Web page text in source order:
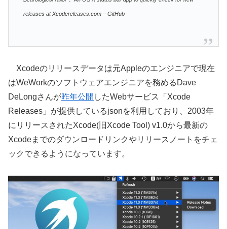
releases at Xcodereleases.com – GitHub
Xcodeのリリースデータは元Appleのエンジニアで現在
はWeWorkのソフトウェアエンジニアを務めるDave
DeLongさんが昨年公開 したWebサービス「Xcode
Releases」が提供しているjsonを利用しており、2003年
にリリースされたXcode(旧Xcode Tool) v1.0から最新の
Xcodeまでのダウンロードリンクやリリースノートをチェ
ックできるようになっています。